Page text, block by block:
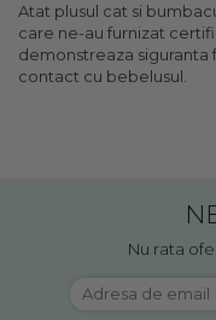
Atat plusul cat si
care ne-au furnizat
demonstreaza siguranta
contact cu bebelusul.
Nu rata